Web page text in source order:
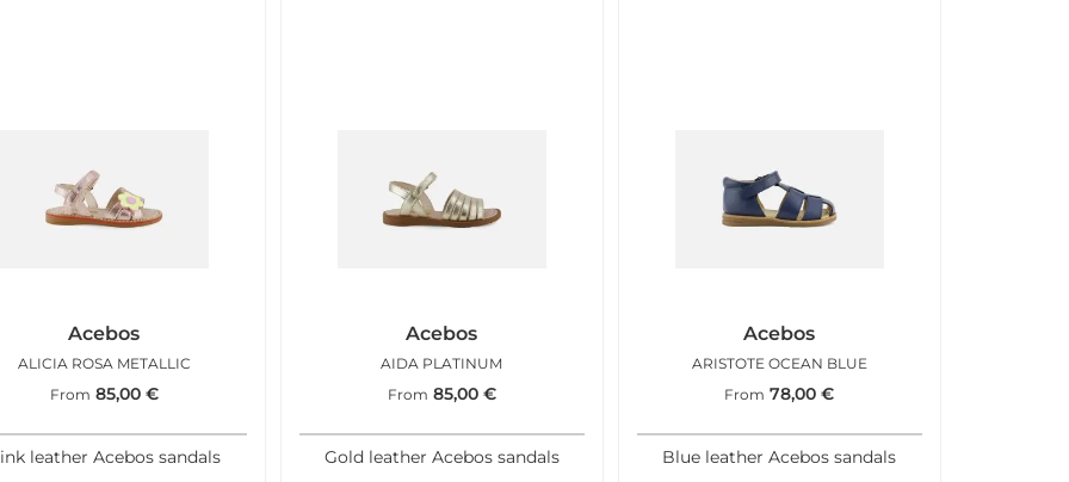
Acebos
ALICIA ROSA METALLIC
From 85,00 €
leather Acebos sandals
Acebos
AIDA PLATINUM
From 85,00 €
Gold leather Acebos sandals
Acebos
ARISTOTE OCEAN BLUE
From 78,00€
Blue leather Acebos sandals